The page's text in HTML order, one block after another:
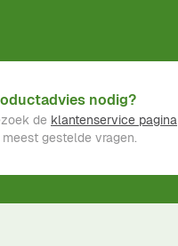
nodig?
de klantenservice pagina
gestelde vragen.